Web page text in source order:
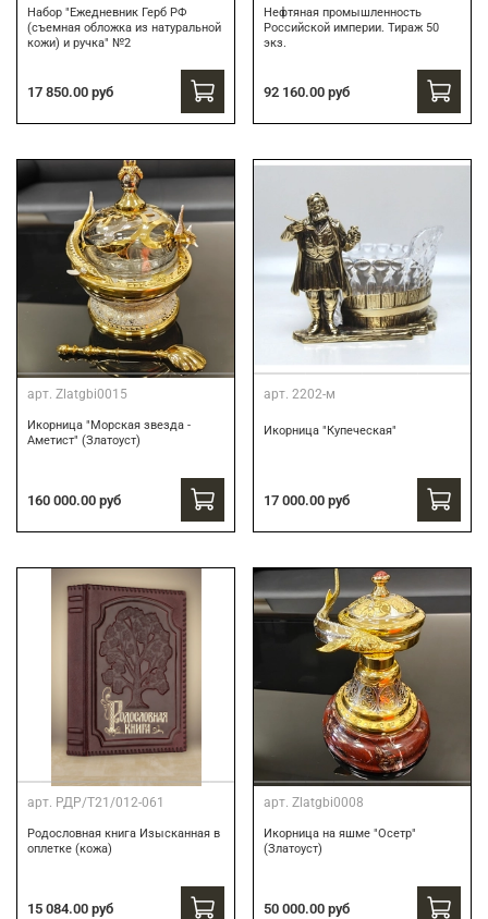
Набор "Ежедневник Герб РФ
(съемная обложка из натуральной
кожи) и ручка" №2
17 850.00 руб
Нефтяная промышленность
Российской империи. Тираж 50
экз.
92 160.00 руб
арт. Zlatgbi0015
Икорница "Морская звезда -
Аметист" (Златоуст)
160 000.00 руб
арт. 2202-м
Икорница "Купеческая"
17 000.00 руб
арт. РДР/Т21/012-061
Родословная книга Изысканная в
оплетке (кожа)
15 084.00 руб
арт. Zlatgbi0008
Икорница на яшме "Осетр"
(Златоуст)
50 000.00 руб